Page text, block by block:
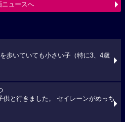
ニュースへ
歩いていても小さい子（特に3、4歳
と行きました。 セイレーンがめっち